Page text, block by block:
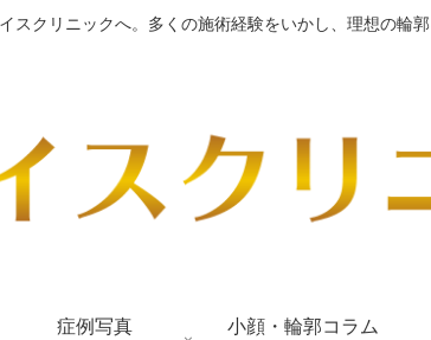
クリニックへ。多くの施術経験をいかし、理想の輪郭
症例写真
小顔・輪郭コラム